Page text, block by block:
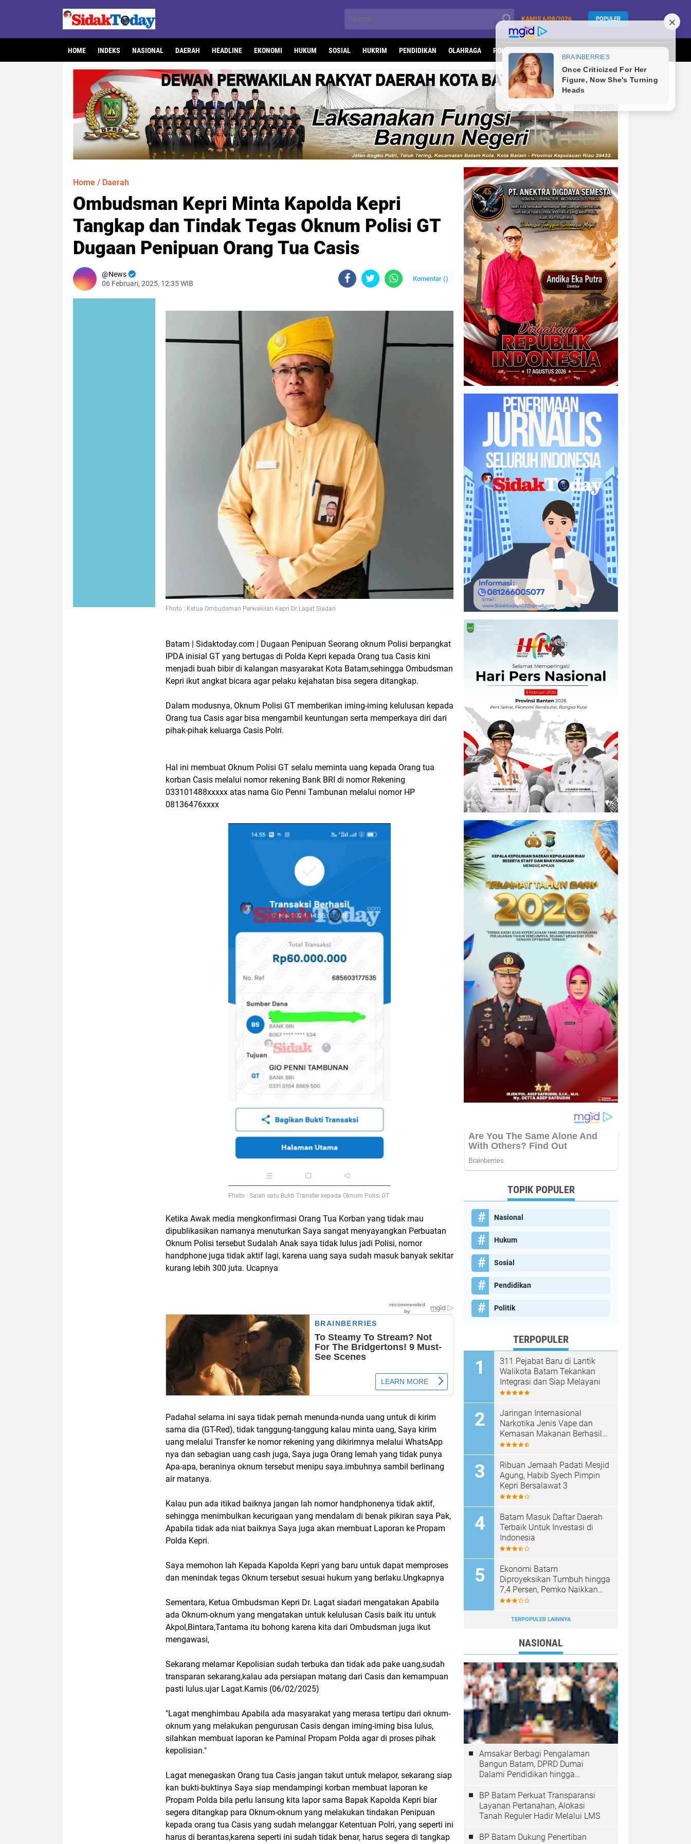
KAMIS6/08/2026 POPULER
HOME INDEKS NASIONAL DAERAH HEADLINE EKONOMI HUKUM SOSIAL HUKRIM PENDIDIKAN OLAHRAGA POLITIK
Home / Daerah
Ombudsman Kepri Minta Kapolda Kepri
Tangkap dan Tindak Tegas Oknum Polisi GT
Dugaan Penipuan Orang Tua Casis
News
06 Februari, 2025, 12:35 WIB
Komentar ()
Fhoto : Ketua Ombudsman Perwakilan Kepri Dr Lagat Siadari
Batam | Sidaktoday.com | Dugaan Penipuan Seorang oknum Polisi berpangkat
IPDA inisial GT yang bertugas di Polda Kepri kepada Orang tua Casis kini
menjadi buah bibir di kalangan masyarakat Kota Batam,sehingga Ombudsman
Kepri ikut angkat bicara agar pelaku kejahatan bisa segera ditangkap.
Dalam modusnya, Oknum Polisi GT memberikan iming-iming kelulusan kepada
Orang tua Casis agar bisa mengambil keuntungan serta memperkaya diri dari
pihak-pihak keluarga Casis Polri.
Hal ini membuat Oknum Polisi GT selalu meminta uang kepada Orang tua
korban Casis melalui nomor rekening Bank BRI di nomor Rekening
033101488xxxxx atas nama Gio Penni Tambunan melalui nomor HP
08136476xxxx
Fhoto : Salah satu Bukti Transfer kepada Oknum Polisi GT
Ketika Awak media mengkonfirmasi Orang Tua Korban yang tidak mau
dipublikasikan namanya menuturkan Saya sangat menyayangkan Perbuatan
Oknum Polisi tersebut Sudalah Anak saya tidak lulus jadi Polisi, nomor
handphone juga tidak aktif lagi, karena uang saya sudah masuk banyak sekitar
kurang lebih 300 juta. Ucapnya
Padahal selama ini saya tidak pernah menunda-nunda uang untuk di kirim
sama dia (GT-Red), tidak tanggung-tanggung kalau minta uang, Saya kirim
uang melalui Transfer ke nomor rekening yang dikirimnya melalui WhatsApp
nya dan sebagian uang cash juga, Saya juga Orang lemah yang tidak punya
Apa-apa, beraninya oknum tersebut menipu saya.imbuhnya sambil berlinang
air matanya.
Kalau pun ada itikad baiknya jangan lah nomor handphonenya tidak aktif,
sehingga menimbulkan kecurigaan yang mendalam di benak pikiran saya Pak,
Apabila tidak ada niat baiknya Saya juga akan membuat Laporan ke Propam
Polda Kepri.
Saya memohon lah Kepada Kapolda Kepri yang baru untuk dapat memproses
dan menindak tegas Oknum tersebut sesuai hukum yang berlaku.Ungkapnya
Sementara, Ketua Ombudsman Kepri Dr. Lagat siadari mengatakan Apabila
ada Oknum-oknum yang mengatakan untuk kelulusan Casis baik itu untuk
Akpol,Bintara,Tantama itu bohong karena kita dari Ombudsman juga ikut
mengawasi,
Sekarang melamar Kepolisian sudah terbuka dan tidak ada pake uang,sudah
transparan sekarang,kalau ada persiapan matang dari Casis dan kemampuan
pasti lulus.ujar Lagat.Kamis (06/02/2025)
"Lagat menghimbau Apabila ada masyarakat yang merasa tertipu dari oknum-
oknum yang melakukan pengurusan Casis dengan iming-iming bisa lulus,
silahkan membuat laporan ke Paminal Propam Polda agar di proses pihak
kepolisian."
Lagat menegaskan Orang tua Casis jangan takut untuk melapor, sekarang siap
kan bukti-buktinya Saya siap mendampingi korban membuat laporan ke
Propam Polda bila perlu lansung kita lapor sama Bapak Kapolda Kepri biar
segera ditangkap para Oknum-oknum yang melakukan tindakan Penipuan
kepada orang tua Casis yang sudah melanggar Ketentuan Polri, yang seperti ini
harus di berantas,karena seperti ini sudah tidak benar, harus segera di tangkap
TOPIK POPULER
Nasional
Hukum
Sosial
Pendidikan
Politik
TERPOPULER
311 Pejabat Baru di Lantik
Walikota Batam Tekankan
Integrasi dan Siap Melayani
Jaringan Internasional
Narkotika Jenis Vape dan
Kemasan Makanan Berhasil
di Ringkus BNN
Ribuan Jemaah Padati Mesjid
Agung, Habib Syech Pimpin
Kepri Bersalawat 3
Batam Masuk Daftar Daerah
Terbaik Untuk Investasi di
Indonesia
Ekonomi Batam
Diproyeksikan Tumbuh hingga
7,4 Persen, Pemko Naikkan
Target Pendapatan Daerah
TERPOPULER LAINNYA
NASIONAL
Amsakar Berbagi Pengalaman
Bangun Batam, DPRD Dumai
Dalami Pendidikan hingga
BP Batam Perkuat Transparansi
Layanan Pertanahan, Alokasi
Tanah Reguler Hadir Melalui LMS
BP Batam Dukung Penertiban